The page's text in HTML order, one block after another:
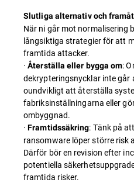
Slutliga alternativ och
När ni går mot normalisering
långsiktiga strategier för att
framtida attacker.
·Återställa eller bygga om:
dekrypteringsnycklar inte
oundvikligt att återställa
fabriksinställningarna eller
ombyggnad.
·Framtidssäkring: Tänk på
ransomware löper större risk
Därför bör en revision efter
potentiella
framtida risker.